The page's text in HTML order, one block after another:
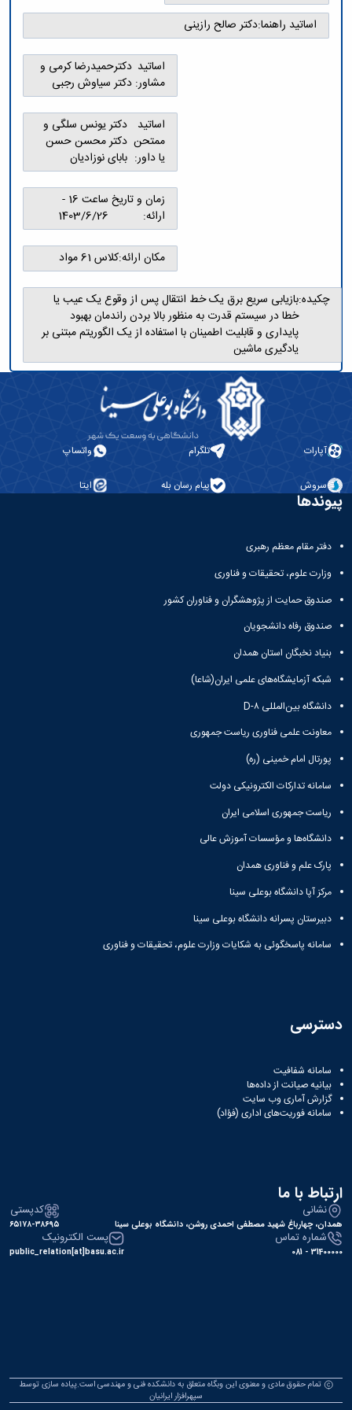
پژوهشی
معاونت
آئین
نامه
گروه
صنایع
ارتباط
کارآموزی
مرتبط
های
بنیان
آئین
نامه ها
فرآیندها
نامه
نامه
های
پژوهشی
های
پژوهشی
مهندسی
مکانیک
مهندسی
اساتید راهنما:دکتر صالح رازینی
اساتید
مشاور:
دکترحمیدرضا کرمی و
دکتر سیاوش رجبی
اساتید
ممتحن
یا داور:
دکتر یونس سلگی و
دکتر محسن حسن
بابای نوزادیان
زمان و تاریخ
ارائه:
ساعت 16 -
1403/6/26
مکان ارائه:کلاس 61 مواد
چکیده:بازیابی سریع برق یک خط انتقال پس از وقوع یک عیب یا
خطا در سیستم قدرت به منظور بالا بردن راندمان بهبود
پایداری و قابلیت اطمینان با استفاده از یک الگوریتم مبتنی بر
یادگیری ماشین
آپارات تلگرام واتساپ
سروش پیام رسان بله ایتا
پیوندها
دفتر مقام معظم رهبری
وزارت علوم، تحقیقات و فناوری
صندوق حمایت از پژوهشگران و فناوران کشور
صندوق رفاه دانشجویان
بنیاد نخبگان استان همدان
شبکه آزمایشگاه‌های علمی ایران(شاعا)
دانشگاه بین‌المللی D-۸
معاونت علمی فناوری ریاست جمهوری
پورتال امام خمینی (ره)
سامانه تدارکات الکترونیکی دولت
ریاست جمهوری اسلامی ایران
دانشگاه‌ها و مؤسسات آموزش عالی
پارک علم و فناوری همدان
مرکز آپا دانشگاه بوعلی سینا
دبیرستان پسرانه دانشگاه بوعلی سینا
سامانه پاسخگوئی به شکایات وزارت علوم، تحقیقات و فناوری
دسترسی
سامانه شفافیت
بیانیه صیانت از داده‌ها
گزارش آماری وب‌ سایت
سامانه فوریت‌های اداری (فؤاد)
ارتباط با ما
نشانی
همدان، چهارباغ شهید مصطفی احمدی روشن، دانشگاه بوعلی سینا
کدپستی
۶۵۱۷۸-۳۸۶۹۵
شماره تماس
31400000 - 081
پست الکترونیک
public_relation[at]basu.ac.ir
تمام حقوق مادی و معنوی این وبگاه متعلق به دانشکده فنی و مهندسی است.پیاده سازی توسط
سپهرافزار ایرانیان